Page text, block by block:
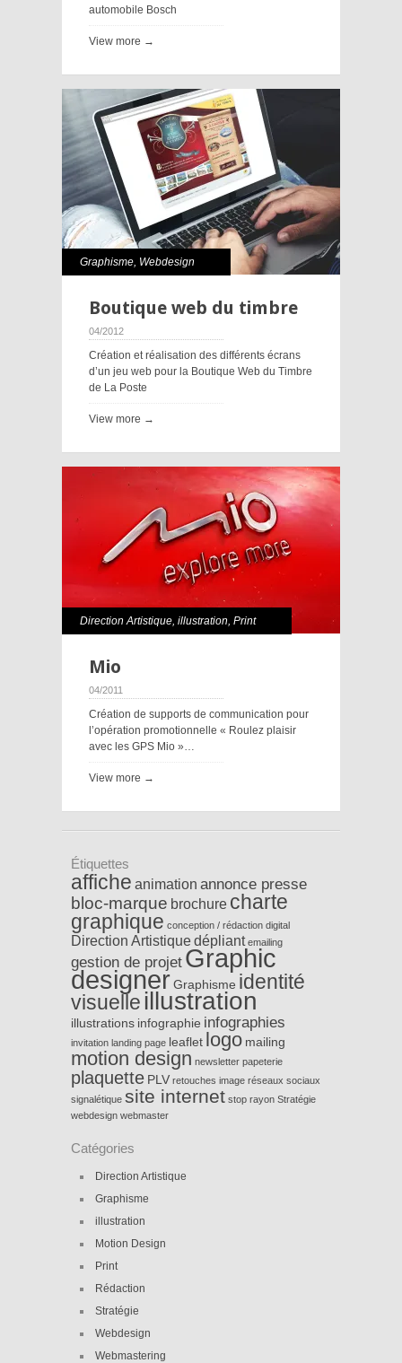
automobile Bosch
View more →
Graphisme, Webdesign
Boutique web du timbre
04/2012
Création et réalisation des différents écrans
d’un jeu web pour la Boutique Web du Timbre
de La Poste
View more →
Direction Artistique, illustration, Print
Mio
04/2011
Création de supports de communication pour
l’opération promotionnelle « Roulez plaisir
avec les GPS Mio »…
View more →
Étiquettes
affiche animation annonce presse
bloc-marque brochure charte
graphique conception / rédaction digital
Direction Artistiquedépliant emailing
gestion de projet Graphic
designer Graphisme identité
visuelle illustration
illustrations infographie infographies
invitation landing page leaflet logo mailing
motion design newsletter papeterie
plaquette PLV retouches image réseaux sociaux
signalétique site internet stop rayon Stratégie
webdesign webmaster
Catégories
Direction Artistique
Graphisme
illustration
Motion Design
Print
Rédaction
Stratégie
Webdesign
Webmastering